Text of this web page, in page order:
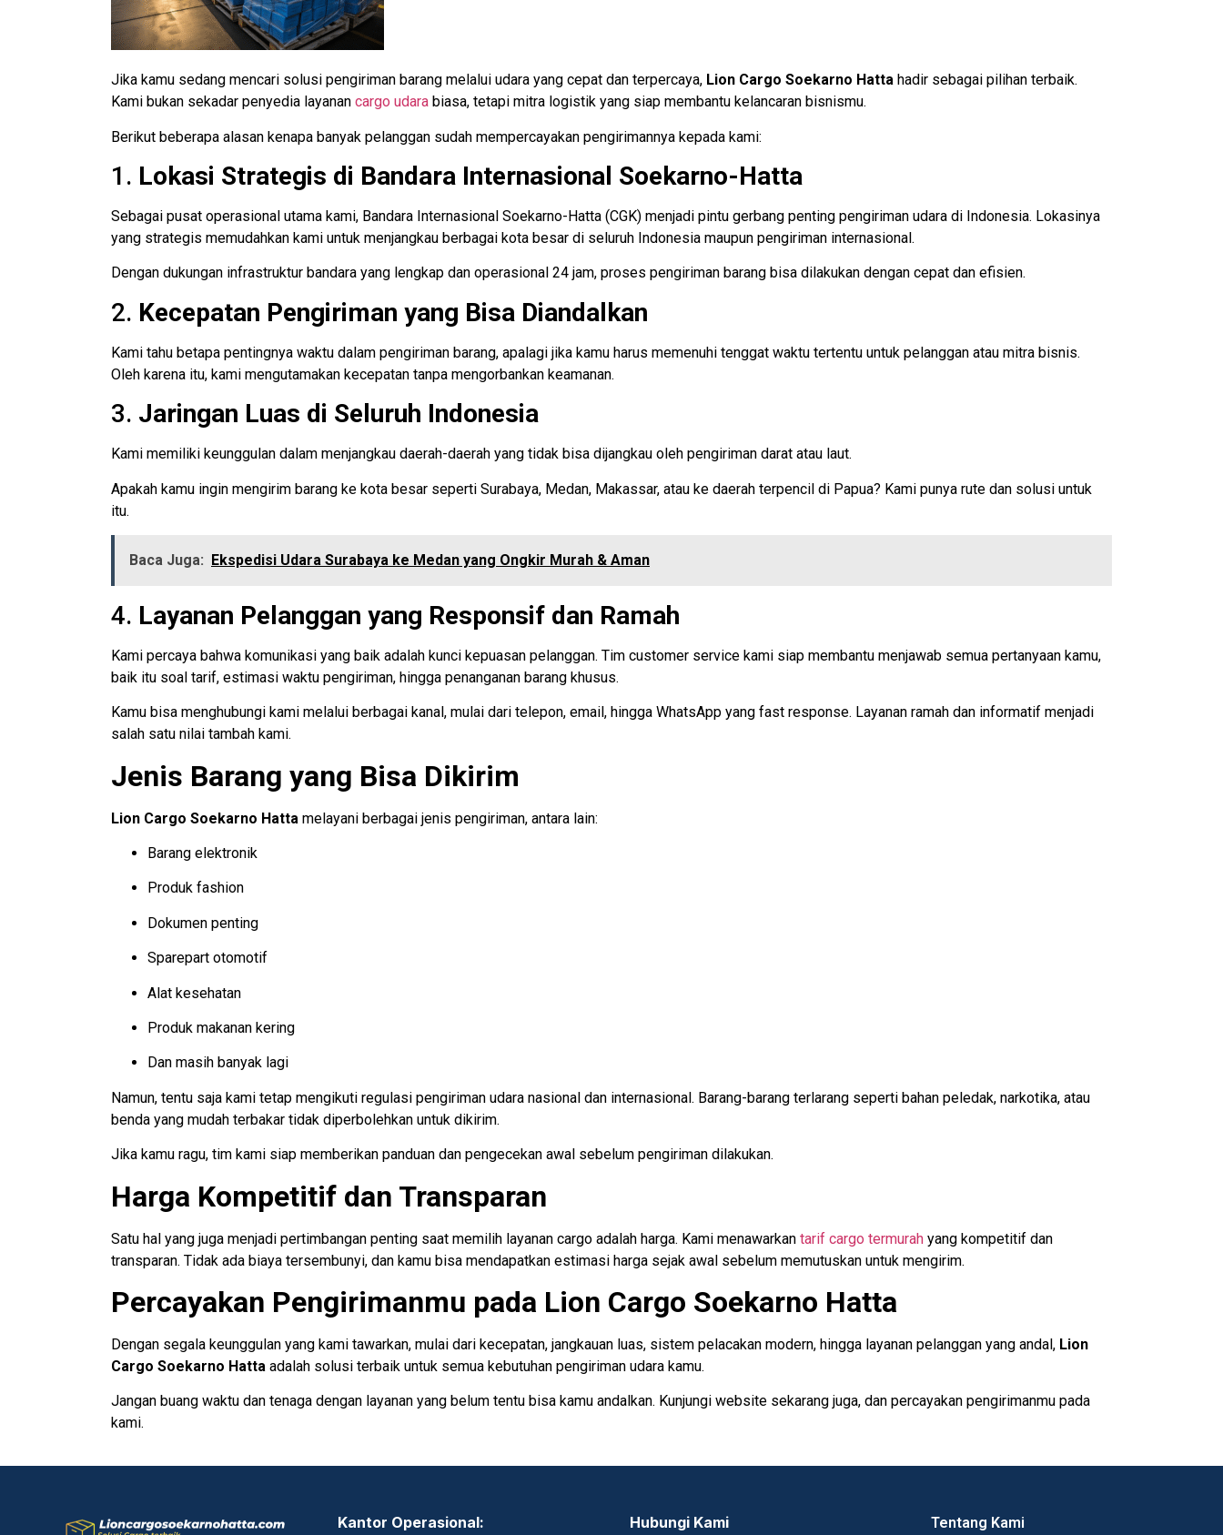
Jika kamu sedang mencari solusi pengiriman barang melalui udara yang cepat dan terpercaya, Lion Cargo Soekarno Hatta hadir sebagai pilihan terbaik.
Kami bukan sekadar penyedia layanan cargo udara biasa, tetapi mitra logistik yang siap membantu kelancaran bisnismu.
Berikut beberapa alasan kenapa banyak pelanggan sudah mempercayakan pengirimannya kepada kami:
1. Lokasi Strategis di Bandara Internasional Soekarno-Hatta
Sebagai pusat operasional utama kami, Bandara Internasional Soekarno-Hatta (CGK) menjadi pintu gerbang penting pengiriman udara di Indonesia. Lokasinya
yang strategis memudahkan kami untuk menjangkau berbagai kota besar di seluruh Indonesia maupun pengiriman internasional.
Dengan dukungan infrastruktur bandara yang lengkap dan operasional 24 jam, proses pengiriman barang bisa dilakukan dengan cepat dan efisien.
2. Kecepatan Pengiriman yang Bisa Diandalkan
Kami tahu betapa pentingnya waktu dalam pengiriman barang, apalagi jika kamu harus memenuhi tenggat waktu tertentu untuk pelanggan atau mitra bisnis.
Oleh karena itu, kami mengutamakan kecepatan tanpa mengorbankan keamanan.
3. Jaringan Luas di Seluruh Indonesia
Kami memiliki keunggulan dalam menjangkau daerah-daerah yang tidak bisa dijangkau oleh pengiriman darat atau laut.
Apakah kamu ingin mengirim barang ke kota besar seperti Surabaya, Medan, Makassar, atau ke daerah terpencil di Papua? Kami punya rute dan solusi untuk
itu.
Baca Juga: Ekspedisi Udara Surabaya ke Medan yang Ongkir Murah & Aman
4. Layanan Pelanggan yang Responsif dan Ramah
Kami percaya bahwa komunikasi yang baik adalah kunci kepuasan pelanggan. Tim customer service kami siap membantu menjawab semua pertanyaan kamu,
baik itu soal tarif, estimasi waktu pengiriman, hingga penanganan barang khusus.
Kamu bisa menghubungi kami melalui berbagai kanal, mulai dari telepon, email, hingga WhatsApp yang fast response. Layanan ramah dan informatif menjadi
salah satu nilai tambah kami.
Jenis Barang yang Bisa Dikirim
Lion Cargo Soekarno Hatta melayani berbagai jenis pengiriman, antara lain:
Barang elektronik
Produk fashion
Dokumen penting
Sparepart otomotif
Alat kesehatan
Produk makanan kering
Dan masih banyak lagi
Namun, tentu saja kami tetap mengikuti regulasi pengiriman udara nasional dan internasional. Barang-barang terlarang seperti bahan peledak, narkotika, atau
benda yang mudah terbakar tidak diperbolehkan untuk dikirim.
Jika kamu ragu, tim kami siap memberikan panduan dan pengecekan awal sebelum pengiriman dilakukan.
Harga Kompetitif dan Transparan
Satu hal yang juga menjadi pertimbangan penting saat memilih layanan cargo adalah harga. Kami menawarkan tarif cargo termurah yang kompetitif dan
transparan. Tidak ada biaya tersembunyi, dan kamu bisa mendapatkan estimasi harga sejak awal sebelum memutuskan untuk mengirim.
Percayakan Pengirimanmu pada Lion Cargo Soekarno Hatta
Dengan segala keunggulan yang kami tawarkan, mulai dari kecepatan, jangkauan luas, sistem pelacakan modern, hingga layanan pelanggan yang andal, Lion
Cargo Soekarno Hatta adalah solusi terbaik untuk semua kebutuhan pengiriman udara kamu.
Jangan buang waktu dan tenaga dengan layanan yang belum tentu bisa kamu andalkan. Kunjungi website sekarang juga, dan percayakan pengirimanmu pada
kami.
Kantor Operasional: Hubungi Kami Tentang Kami